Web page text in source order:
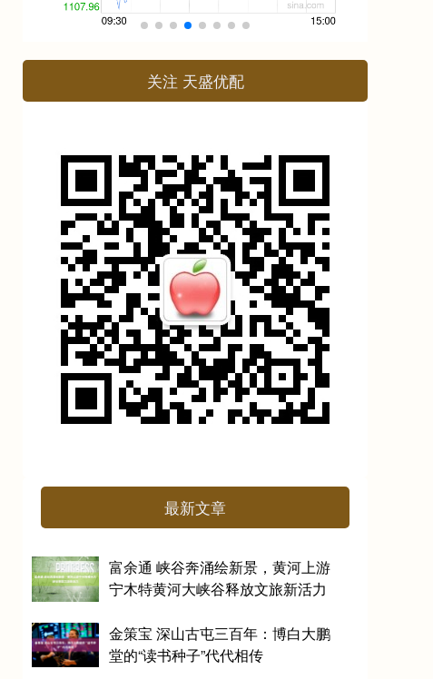
关注 天盛优配
最新文章
富余通 峡谷奔涌绘新景，黄河上游
宁木特黄河大峡谷释放文旅新活力
金策宝 深山古屯三百年：博白大鹏
堂的“读书种子”代代相传